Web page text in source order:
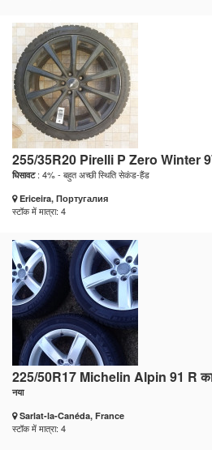
255/35R20 Pirelli P Zero Winter
घिसावट: 4% - बहुत अच्छी स्थिति सेकंड-हैंड
Ericeira, Португалия
स्टॉक में मात्रा: 4
225/50R17 Michelin Alpin 91 R
नया
Sarlat-la-Canéda, France
स्टॉक में मात्रा: 4